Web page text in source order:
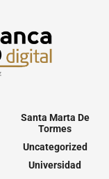
Santa Marta De
Tormes
Uncategorized
Universidad